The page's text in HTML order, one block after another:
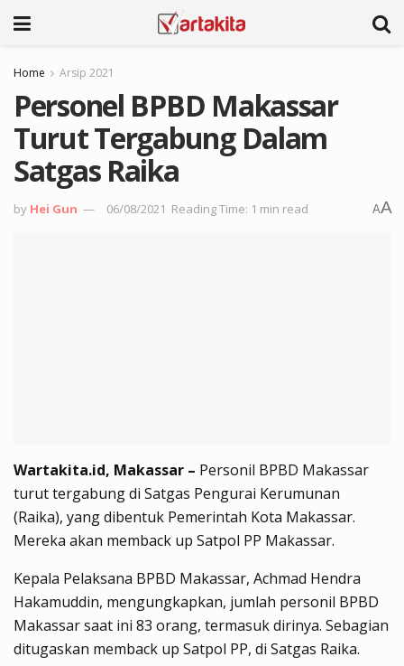
Home Arsip 2021
Personel BPBD Makassar
Turut Tergabung Dalam
Satgas Raika
by Hei Gun 06/08/2021 Reading Time: 1 min read AA
Wartakita.id, Makassar – Personil BPBD Makassar
turut tergabung di Satgas Pengurai Kerumunan
(Raika), yang dibentuk Pemerintah Kota Makassar.
Mereka akan memback up Satpol PP Makassar.
Kepala Pelaksana BPBD Makassar, Achmad Hendra
Hakamuddin, mengungkapkan, jumlah personil BPBD
Makassar saat ini 83 orang, termasuk dirinya. Sebagian
ditugaskan memback up Satpol PP, di Satgas Raika.